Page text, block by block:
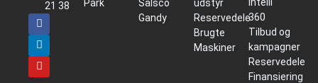
21 38
Park
Salsco
Gandy
udstyr
Reservedele
Brugte
Maskiner
360
Tilbud og
kampagner
Reservedele
Finansiering